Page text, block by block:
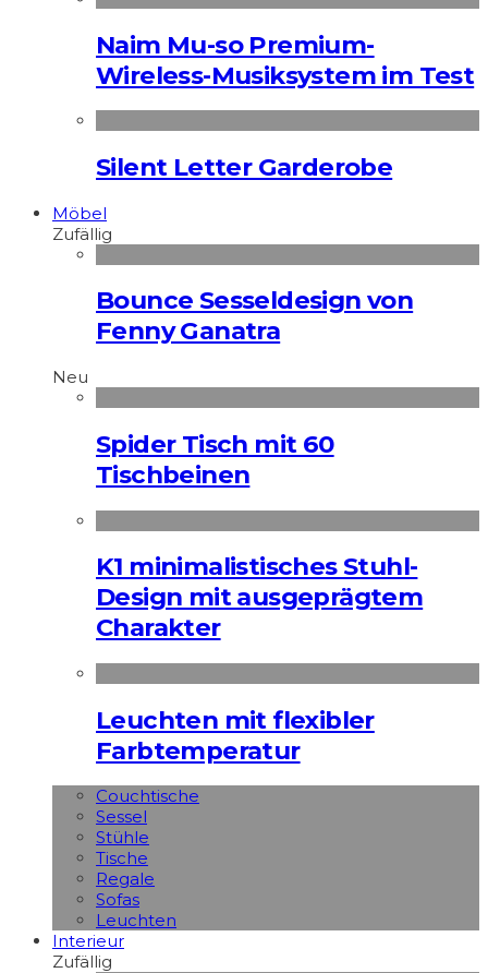
Naim Mu-so Premium-
Wireless-Musiksystem im Test
Silent Letter Garderobe
Möbel
Zufällig
Bounce Sesseldesign von
Fenny Ganatra
Neu
Spider Tisch mit 60
Tischbeinen
K1 minimalistisches Stuhl-
Design mit ausgeprägtem
Charakter
Leuchten mit flexibler
Farbtemperatur
Couchtische
Sessel
Stühle
Tische
Regale
Sofas
Leuchten
Interieur
Zufällig